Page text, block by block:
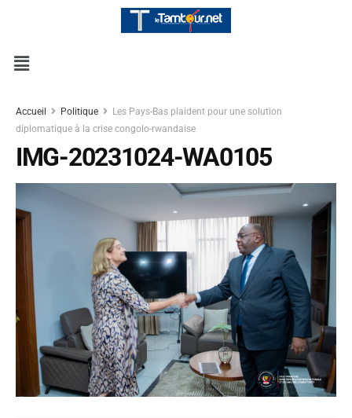
Accueil Politique
Les Pays-Bas plaident pour une solution
diplomatique à la crise congolo-rwandaise
IMG-20231024-WA0105